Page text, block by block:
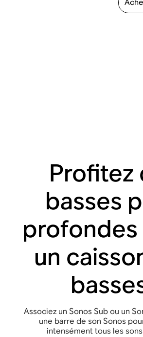
Profitez
basses
profondes
un
Associez un Sonos Sub ou un
une barre de son Sonos
intensément tous les